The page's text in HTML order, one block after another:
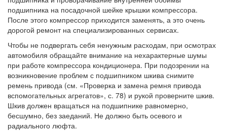
подшипника на поса­дочной шейке крышки компрессора.
После этого компрессор приходится заменять, а это очень
дорогой ремонт на специализи­рованных сервисах.
Чтобы не подвергать себя ненужным рас­ходам, при осмотрах
автомобиля обращай­те внимание на нехарактерные шумы
при работе компрессора кондиционера. При подозрении на
возникновение проблем с подшипником шкива снимите
ремень при­вода (см. «Проверка и замена ремня приво­да
вспомогательных агрегатов», с. 78) и ру­кой проверните шкив.
Шкив должен вра­щаться на подшипнике равномерно,
бесшумно, без заеданий. Не должно быть осевого и
радиального люфта.